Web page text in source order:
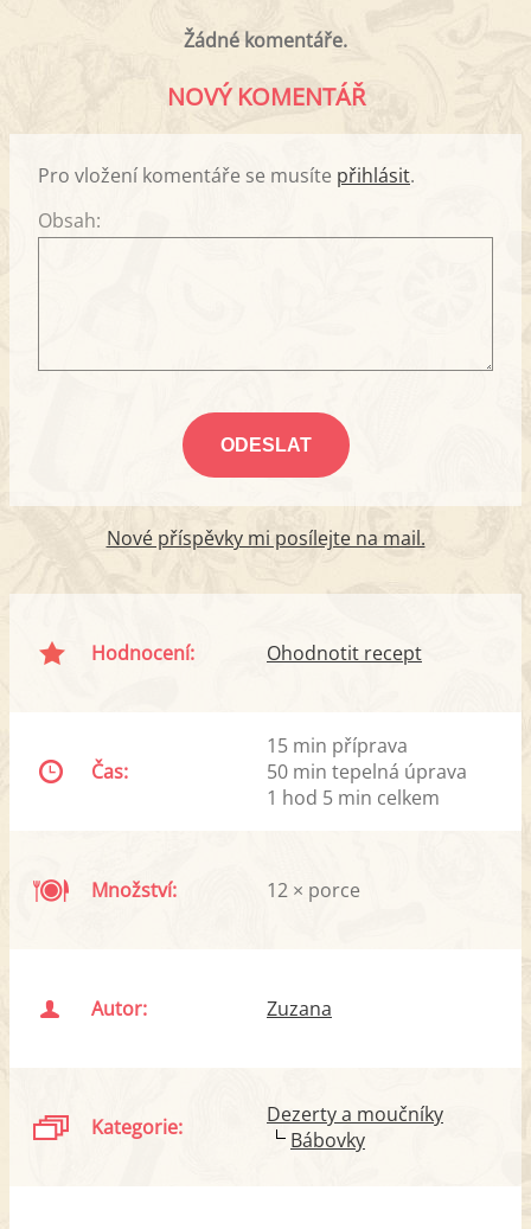
Žádné komentáře.
NOVÝ KOMENTÁŘ
Pro vložení komentáře se musíte přihlásit.
Obsah:
Nové příspěvky mi posílejte na mail.
Hodnocení: Ohodnotit recept
Čas:
15 min příprava
50 min tepelná úprava
1 hod 5 min celkem
Množství: 12 × porce
Autor: Zuzana
Kategorie:
Dezerty a moučníky
Bábovky